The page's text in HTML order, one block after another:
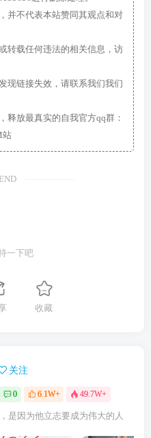
并不代表本站赞同其观点和对
转载任何违法的相关信息，访
现链接失效，请联系我们我们
释放最真实的自我官方qq群：
站
一下吧
收藏
关注
0 6.1W+ 49.7W+
是因为他立志要成为伟大的人